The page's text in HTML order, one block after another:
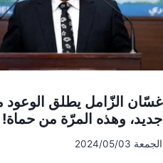
غسّان الزّامل يطلق الوعود
جديد، وهذه المرّة من حماة!
الجمعة 2024/05/03